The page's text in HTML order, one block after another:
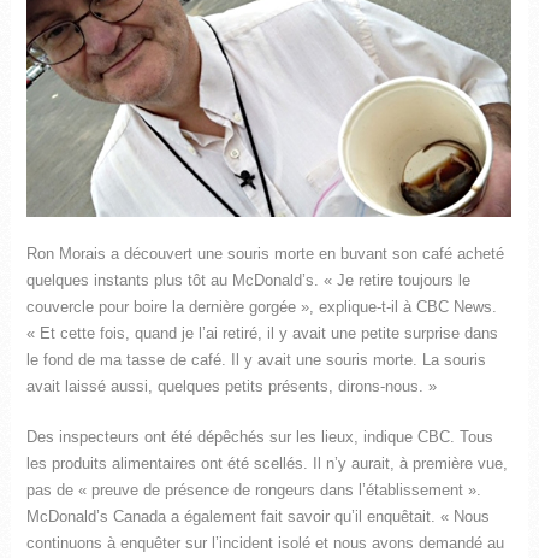
Ron Morais a découvert une souris morte en buvant son café acheté
quelques instants plus tôt au McDonald’s. « Je retire toujours le
couvercle pour boire la dernière gorgée », explique-t-il à CBC News.
« Et cette fois, quand je l’ai retiré, il y avait une petite surprise dans
le fond de ma tasse de café. Il y avait une souris morte. La souris
avait laissé aussi, quelques petits présents, dirons-nous. »
Des inspecteurs ont été dépêchés sur les lieux, indique CBC. Tous
les produits alimentaires ont été scellés. Il n’y aurait, à première vue,
pas de « preuve de présence de rongeurs dans l’établissement ».
McDonald’s Canada a également fait savoir qu’il enquêtait. « Nous
continuons à enquêter sur l’incident isolé et nous avons demandé au